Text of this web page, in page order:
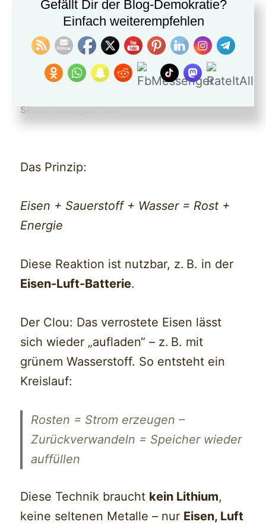
Kaum zu glauben, aber wahr:Rost kann
Strom liefern. Genauer gesagt: Der
Vorgang des Rostens – also die
Eisen mit Sauerstoff–
setztEnergie frei.
Das Prinzip:
Eisen + Sauerstoff + Wasser = Rost +
Energie
Diese Reaktion ist nutzbar, z. B. in der
Eisen-Luft-Batterie.
Der Clou: Das verrostete Eisen lässt
sich wieder „aufladen“ – z. B. mit
grünem Wasserstoff. So entsteht ein
Kreislauf:
Rosten = Strom erzeugen –
Zurückverwandeln = Speicher wieder
auffüllen
Diese Technik braucht kein Lithium,
keine seltenen Metalle – nur Eisen, Luft
Gefällt Dir der Blog-Demokratie?
Einfach weiterempfehlen